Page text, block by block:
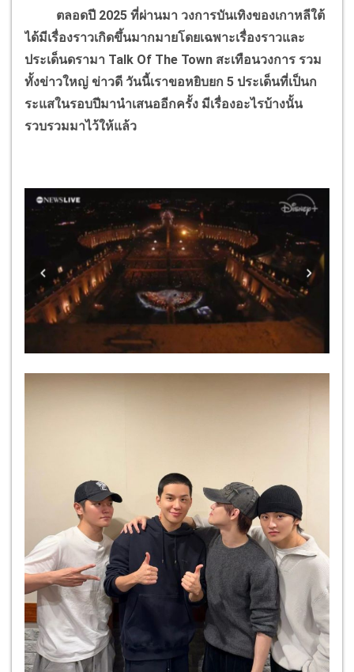
ตลอดปี 2025 ที่ผ่านมา วงการบันเทิงของเกาหลีใต้
ได้มีเรื่องราวเกิดขึ้นมากมายโดยเฉพาะเรื่องราวและ
ประเด็นดรามา Talk Of The Town สะเทือนวงการ รวม
ทั้งข่าวใหญ่ ข่าวดี วันนี้เราขอหยิบยก 5 ประเด็นที่เป็นก
ระแสในรอบปีมานำเสนออีกครั้ง มีเรื่องอะไรบ้างนั้น
รวบรวมมาไว้ให้แล้ว